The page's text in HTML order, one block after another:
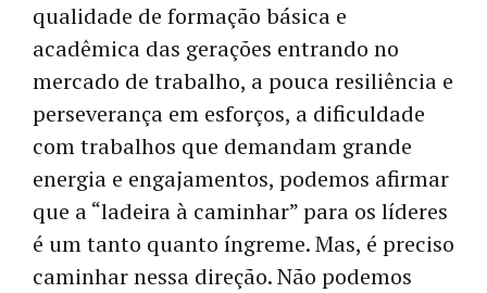
qualidade de formação básica e
acadêmica das gerações entrando no
mercado de trabalho, a pouca resiliência e
perseverança em esforços, a dificuldade
com trabalhos que demandam grande
energia e engajamentos, podemos afirmar
que a “ladeira à caminhar” para os líderes
é um tanto quanto íngreme. Mas, é preciso
caminhar nessa direção. Não podemos